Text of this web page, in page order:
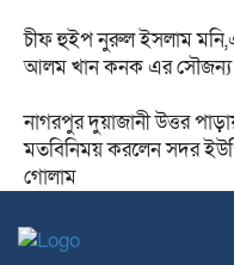
চীফ হুইপ নুরুল ইসলাম
আলম খান কনক এর সৌজন্য
নাগরপুর দুয়াজানী উত্তর
মতবিনিময় করলেন সদর ইউপি
গোলাম